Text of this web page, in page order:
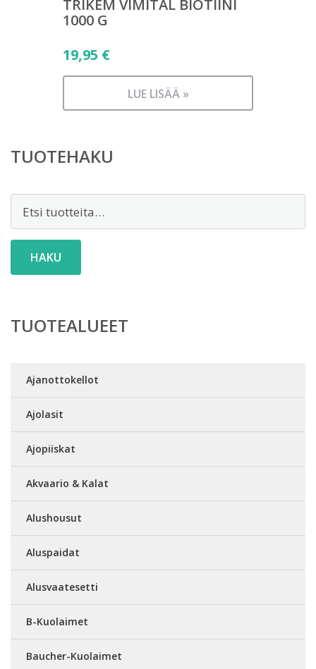
TRIKEM VIMITAL BIOTIINI
1000 G
19,95 €
LUE LISÄÄ »
TUOTEHAKU
HAKU
TUOTEALUEET
Ajanottokellot
Ajolasit
Ajopiiskat
Akvaario & Kalat
Alushousut
Aluspaidat
Alusvaatesetti
B-Kuolaimet
Baucher-Kuolaimet